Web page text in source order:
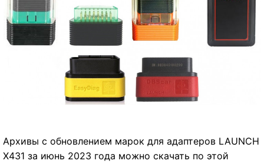
Архивы с обновлением марок для адаптеров LAUNCH
X431 за июнь 2023 года можно скачать по этой